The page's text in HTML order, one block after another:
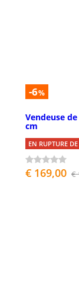
-6%
Vendeuse
cm
EN RUPTURE
€ 169,00 €